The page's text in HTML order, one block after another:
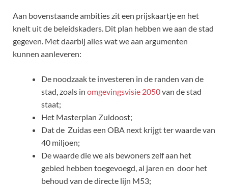
Aan bovenstaande ambities zit een prijskaartje en het
knelt uit de beleidskaders. Dit plan hebben we aan de stad
gegeven. Met daarbij alles wat we aan argumenten
kunnen aanleveren:
De noodzaak te investeren in de randen van de
stad, zoals in omgevingsvisie 2050van de stad
staat;
Het Masterplan Zuidoost;
Dat de Zuidas een OBA next krijgt ter waarde van
40 miljoen;
De waarde die we als bewoners zelf aan het
gebied hebben toegevoegd, al jaren en door het
behoud van de directe lijn M53;